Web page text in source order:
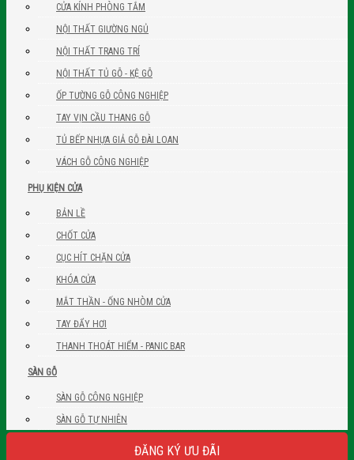
CỬA KÍNH PHÒNG TẮM
NỘI THẤT GIƯỜNG NGỦ
NỘI THẤT TRANG TRÍ
NỘI THẤT TỦ GỖ - KỆ GỖ
ỐP TƯỜNG GỖ CÔNG NGHIỆP
TAY VỊN CẦU THANG GỖ
TỦ BẾP NHỰA GIẢ GỖ ĐÀI LOAN
VÁCH GỖ CÔNG NGHIỆP
PHỤ KIỆN CỬA
BẢN LỀ
CHỐT CỬA
CỤC HÍT CHẶN CỬA
KHÓA CỬA
MẮT THẦN - ỐNG NHÒM CỬA
TAY ĐẨY HƠI
THANH THOÁT HIỂM - PANIC BAR
SÀN GỖ
SÀN GỖ CÔNG NGHIỆP
SÀN GỖ TỰ NHIÊN
ĐĂNG KÝ ƯU ĐÃI